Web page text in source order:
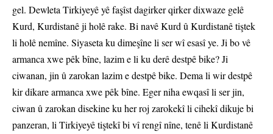
gel. Dewleta Tirkiyeyê yê faşîst dagirker qirker dixwaze gelê
Kurd, Kurdistanê ji holê rake. Bi navê Kurd û Kurdistanê tiştek
li holê nemîne. Siyaseta ku dimeşîne li ser wî esasî ye. Ji bo vê
armanca xwe pêk bîne, lazim e li ku derê destpê bike? Ji
ciwanan, jin û zarokan lazim e destpê bike. Dema li wir destpê
kir dikare armanca xwe pêk bîne. Eger niha ewqasî li ser jin,
ciwan û zarokan disekine ku her roj zarokekî li cihekî dikuje bi
panzeran, li Tirkiyeyê tiştekî bi vî rengî nîne, tenê li Kurdistanê